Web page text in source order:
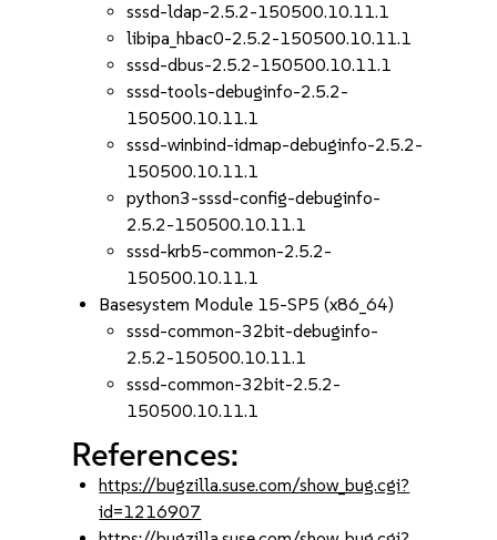
sssd-ldap-2.5.2-150500.10.11.1
libipa_hbac0-2.5.2-150500.10.11.1
sssd-dbus-2.5.2-150500.10.11.1
sssd-tools-debuginfo-2.5.2-
150500.10.11.1
sssd-winbind-idmap-debuginfo-2.5.2-
150500.10.11.1
python3-sssd-config-debuginfo-
2.5.2-150500.10.11.1
sssd-krb5-common-2.5.2-
150500.10.11.1
Basesystem Module 15-SP5 (x86_64)
sssd-common-32bit-debuginfo-
2.5.2-150500.10.11.1
sssd-common-32bit-2.5.2-
150500.10.11.1
References:
https://bugzilla.suse.com/show_bug.cgi?
id=1216907